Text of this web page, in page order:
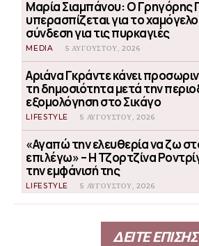
Μαρία Σιαμπάνου: Ο Γρηγόρης
υπερασπίζεται για το
σύνδεση για τις πυρκαγιές
MEDIA 5 ΑΥΓΟΎΣΤΟΥ, 2026
Αριάνα Γκράντε κάνει
τη δημοσιότητα μετά την
εξομολόγηση στο Σικάγο
LIFESTYLE 5 ΑΥΓΟΎΣΤΟΥ, 2026
«Αγαπώ την ελευθερία να ζω
επιλέγω» – Η Τζορτζίνα
την εμφάνισή της
LIFESTYLE 5 ΑΥΓΟΎΣΤΟΥ, 2026
ΔΕΙΤΕ ΕΠΙΣΗΣ